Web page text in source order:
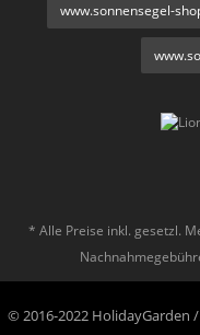
www.sonnensegel-
* Alle Preise inkl. gesetzl.
© 2016-2022 HolidayGarden